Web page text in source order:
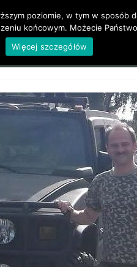
Rodzina
poziomie, w tym w
końcowym. Możecie
Więcej szczegółów